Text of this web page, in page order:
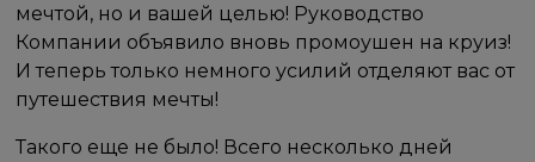
мечтой, но и вашей целью! Руководство
Компании объявило вновь промоушен на круиз!
И теперь только немного усилий отделяют вас от
путешествия мечты!
Такого еще не было! Всего несколько дней